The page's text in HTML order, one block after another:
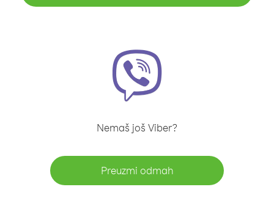
Nemaš još Viber?
Preuzmi odmah